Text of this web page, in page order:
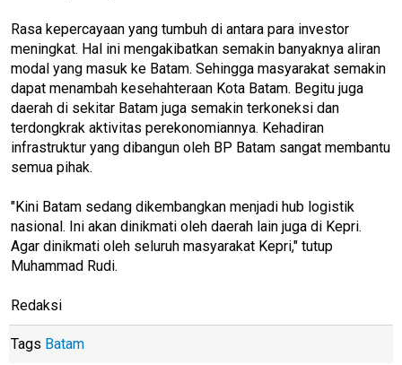
Rasa kepercayaan yang tumbuh di antara para investor
meningkat. Hal ini mengakibatkan semakin banyaknya aliran
modal yang masuk ke Batam. Sehingga masyarakat semakin
dapat menambah kesehahteraan Kota Batam. Begitu juga
daerah di sekitar Batam juga semakin terkoneksi dan
terdongkrak aktivitas perekonomiannya. Kehadiran
infrastruktur yang dibangun oleh BP Batam sangat membantu
semua pihak.
"Kini Batam sedang dikembangkan menjadi hub logistik
nasional. Ini akan dinikmati oleh daerah lain juga di Kepri.
Agar dinikmati oleh seluruh masyarakat Kepri," tutup
Muhammad Rudi.
Redaksi
Tags Batam